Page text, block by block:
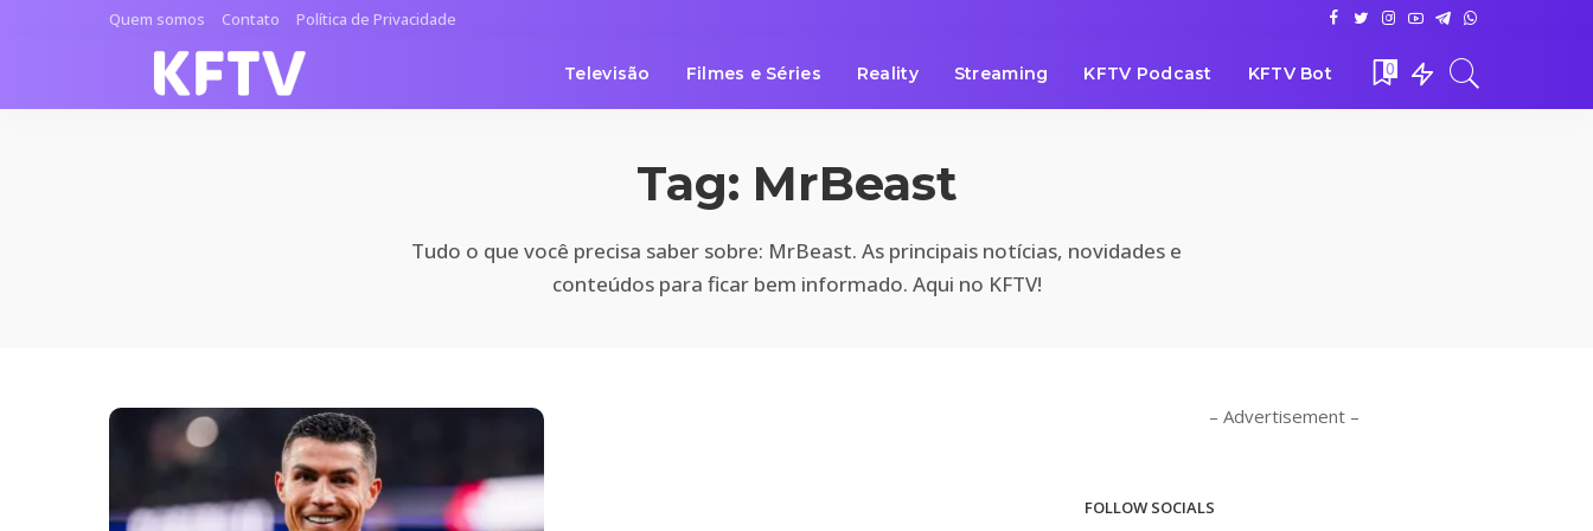
Quem somos Contato Política de Privacidade
Televisão Filmes e Séries Reality Streaming KFTV Podcast KFTV Bot 0
Tag: MrBeast
Tudo o que você precisa saber sobre: MrBeast. As principais notícias, novidades e
conteúdos para ficar bem informado. Aqui no KFTV!
– Advertisement –
FOLLOW SOCIALS